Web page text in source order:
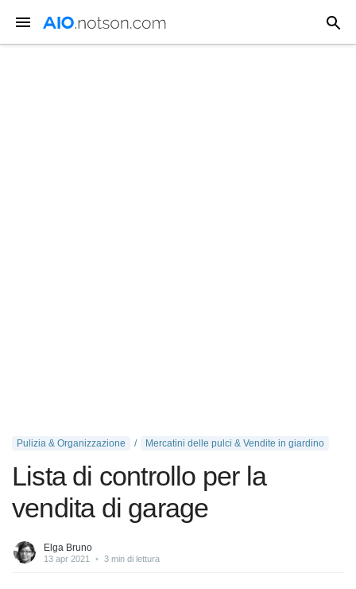
Pulizia & Organizzazione Mercatini delle pulci & Vendite in giardino
Lista di controllo per la
vendita di garage
Elga Bruno
13 apr 2021 • 3 min di lettura